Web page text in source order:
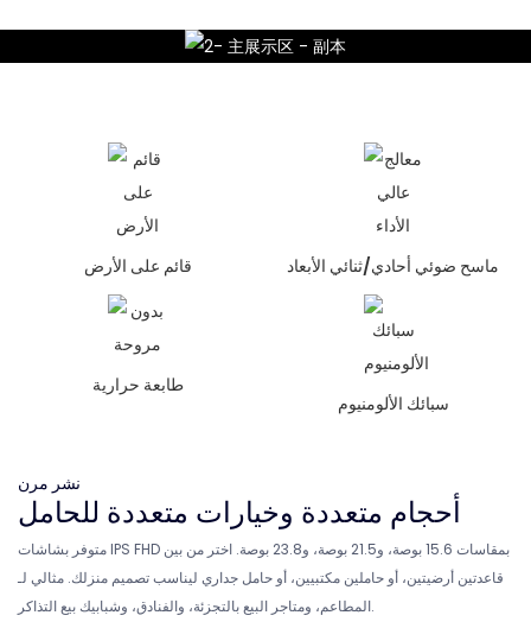
قائم على الأرض ماسح ضوئي أحادي/ثنائي الأبعاد
طابعة حرارية
سبائك الألومنيوم
نشر مرن
أحجام متعددة وخيارات متعددة للحامل
متوفر بشاشات IPS FHD بمقاسات 15.6 بوصة، و21.5 بوصة، و23.8 بوصة. اختر من بين
قاعدتين أرضيتين، أو حاملين مكتبيين، أو حامل جداري ليناسب تصميم منزلك. مثالي لـ
المطاعم، ومتاجر البيع بالتجزئة، والفنادق، وشبابيك بيع التذاكر.